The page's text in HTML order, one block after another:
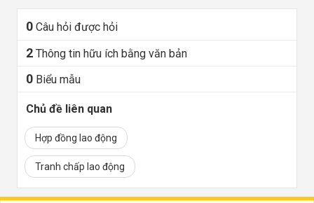
0 Câu hỏi được hỏi
2 Thông tin hữu ích bằng văn bản
0 Biểu mẫu
Chủ đề liên quan
Hợp đồng lao động
Tranh chấp lao động